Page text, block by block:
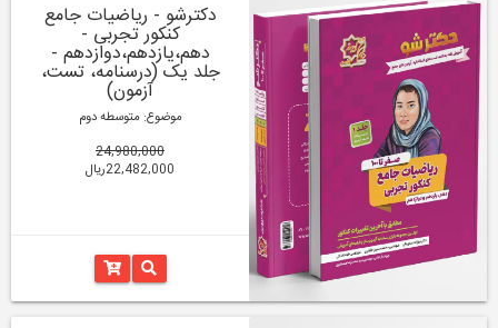
دکترشو - ریاضیات جامع
کنکور تجربی -
دهم،یازدهم،دوازدهم -
جلد یک (درسنامه، تست،
آزمون)
موضوع: متوسطه دوم
24,980,000
22,482,000ریال